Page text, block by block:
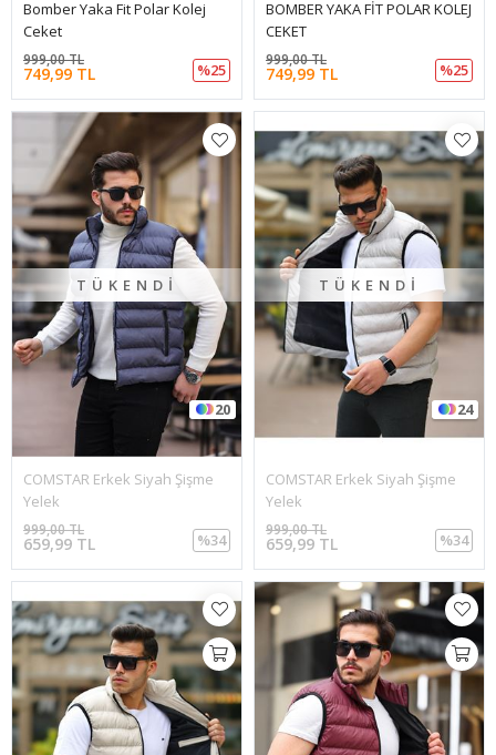
Bomber Yaka Fit Polar Kolej
Ceket
749,99 TL
999,00 TL
%25
BOMBER YAKA FİT POLAR KOLEJ
CEKET
749,99 TL
999,00 TL
%25
TÜKENDI
20
COMSTAR Erkek Siyah Şişme
Yelek
659,99 TL
999,00 TL
%34
TÜKENDI
24
COMSTAR Erkek Siyah Şişme
Yelek
659,99 TL
999,00 TL
%34